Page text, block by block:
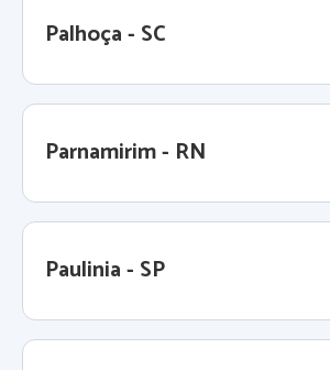
Palhoça - SC
Parnamirim - RN
Paulinia - SP